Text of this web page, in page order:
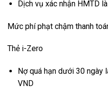
Dịch vụ xác nhận HMTD
Mức phí phạt chậm thanh
Thẻ i-Zero
Nợ quá hạn dưới 30 ngày
VND